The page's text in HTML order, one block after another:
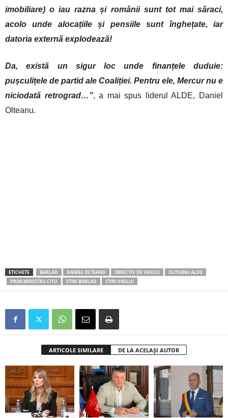
imobiliare) o iau razna și românii sunt tot mai săraci,
acolo unde alocațiile și pensiile sunt înghețate, iar
datoria externă explodează!
Da, există un sigur loc unde finanțele duduie:
pușculițele de partid ale Coaliției. Pentru ele, Mercur nu e
niciodată retrograd…”, a mai spus liderul ALDE, Daniel
Olteanu.
ETICHETE BARLAD DANIEL OLTEANU OBIECTIV DE VASLUI
OLTEANU ALDE
PRIM-MINISTRU CITU
STIRI BARLAD STIRI VASLUI
ARTICOLE SIMILARE DE LA ACELAȘI AUTOR